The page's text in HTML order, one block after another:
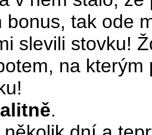
bonus, tak ode
slevili stovku!
na
.